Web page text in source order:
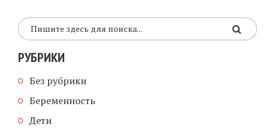
РУБРИКИ
Без рубрики
Беременность
Дети